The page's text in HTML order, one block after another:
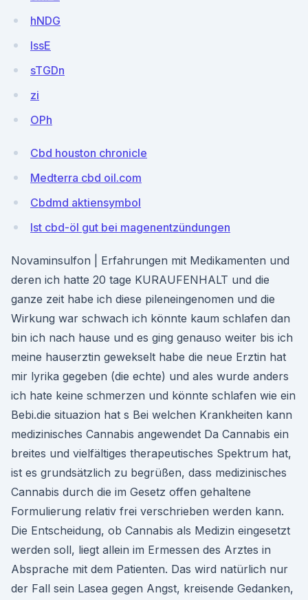
hNDG
IssE
sTGDn
zi
OPh
Cbd houston chronicle
Medterra cbd oil.com
Cbdmd aktiensymbol
Ist cbd-öl gut bei magenentzündungen
Novaminsulfon | Erfahrungen mit Medikamenten und
deren ich hatte 20 tage KURAUFENHALT und die
ganze zeit habe ich diese pileneingenomen und die
Wirkung war schwach ich könnte kaum schlafen dan
bin ich nach hause und es ging genauso weiter bis ich
meine hauserztin gewekselt habe die neue Erztin hat
mir lyrika gegeben (die echte) und ales wurde anders
ich hate keine schmerzen und könnte schlafen wie ein
Bebi.die situazion hat s Bei welchen Krankheiten kann
medizinisches Cannabis angewendet Da Cannabis ein
breites und vielfältiges therapeutisches Spektrum hat,
ist es grundsätzlich zu begrüßen, dass medizinisches
Cannabis durch die im Gesetz offen gehaltene
Formulierung relativ frei verschrieben werden kann.
Die Entscheidung, ob Cannabis als Medizin eingesetzt
werden soll, liegt allein im Ermessen des Arztes in
Absprache mit dem Patienten. Das wird natürlich nur
der Fall sein Lasea gegen Angst, kreisende Gedanken,